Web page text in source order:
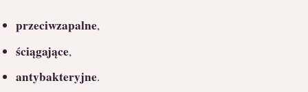
przeciwzapalne,
ściągające,
antybakteryjne.